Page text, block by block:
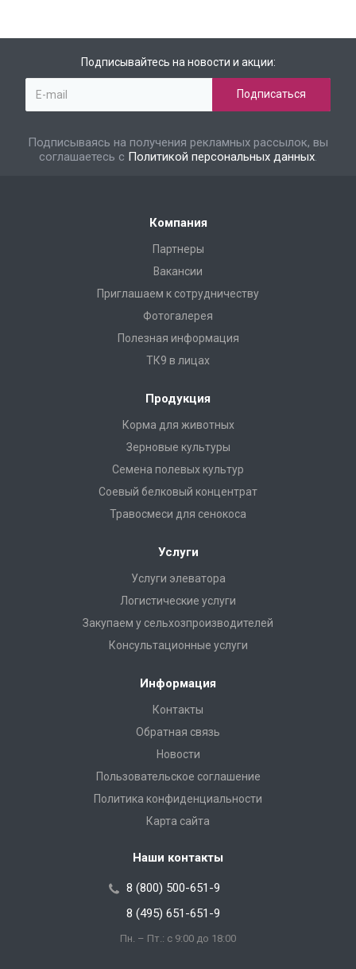
Подписывайтесь на новости и акции:
Подписываясь на получения рекламных рассылок, вы
соглашаетесь с Политикой персональных данных.
Компания
Партнеры
Вакансии
Приглашаем к сотрудничеству
Фотогалерея
Полезная информация
ТК9 в лицах
Продукция
Корма для животных
Зерновые культуры
Семена полевых культур
Соевый белковый концентрат
Травосмеси для сенокоса
Услуги
Услуги элеватора
Логистические услуги
Закупаем у сельхозпроизводителей
Консультационные услуги
Информация
Контакты
Обратная связь
Новости
Пользовательское соглашение
Политика конфиденциальности
Карта сайта
Наши контакты
8 (800) 500-651-9
8 (495) 651-651-9
Пн. – Пт.: с 9:00 до 18:00